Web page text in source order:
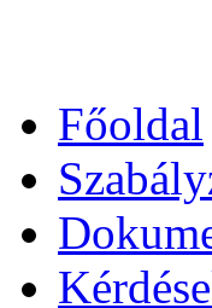
Főoldal